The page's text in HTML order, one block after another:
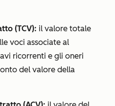
(TCV): il valore totale
voci associate al
ricorrenti e gli oneri
del valore della